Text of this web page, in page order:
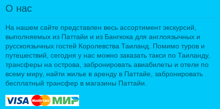
О нас
На нашем сайте представлен весь ассортимент экскурсий,
выполняемых из Паттайи и из Бангкока для англоязычных и
русскоязычных гостей Королевства Таиланд. Помимо туров и
путешествий, сегодня у нас можно заказать такси по Таиланду,
трансферы на острова, забронировать авиабилеты и отели по
всему миру, найти жилье в аренду в Паттайе, забронировать
бесплатный трансфер в магазины Паттайи.